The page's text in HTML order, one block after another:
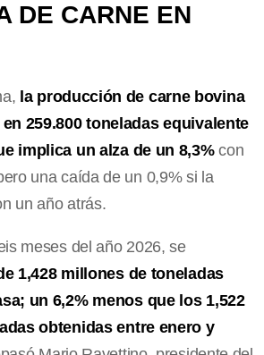
DE CARNE EN
la producción de carne bovina
259.800 toneladas equivalente
implica un alza de un 8,3%con
una caída de un 0,9% si la
un año atrás.
meses del año 2026, se
1,428 millones de toneladas
un 6,2% menos que los 1,522
obtenidas entre enero y